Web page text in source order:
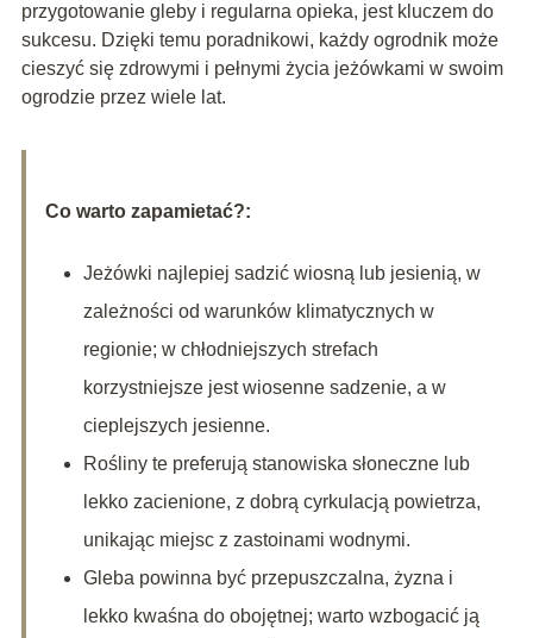
przygotowanie gleby i regularna opieka, jest kluczem do
sukcesu. Dzięki temu poradnikowi, każdy ogrodnik może
cieszyć się zdrowymi i pełnymi życia jeżówkami w swoim
ogrodzie przez wiele lat.
Co warto zapamietać?:
Jeżówki najlepiej sadzić wiosną lub jesienią, w
zależności od warunków klimatycznych w
regionie; w chłodniejszych strefach
korzystniejsze jest wiosenne sadzenie, a w
cieplejszych jesienne.
Rośliny te preferują stanowiska słoneczne lub
lekko zacienione, z dobrą cyrkulacją powietrza,
unikając miejsc z zastoinami wodnymi.
Gleba powinna być przepuszczalna, żyzna i
lekko kwaśna do obojętnej; warto wzbogacić ją